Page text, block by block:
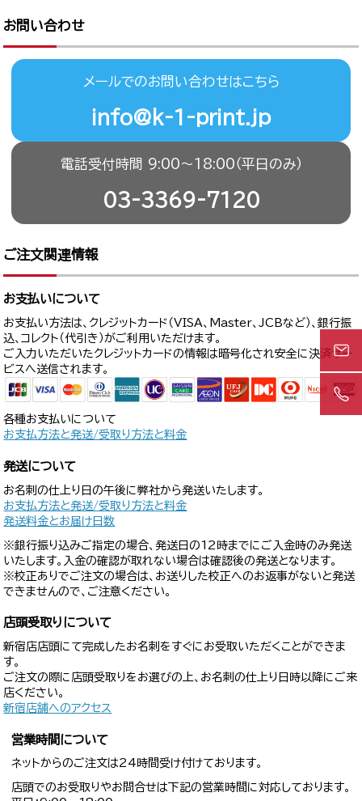
お問い合わせ
メールでのお問い合わせはこちら
info@k-1-print.jp
電話受付時間 9:00〜18:00（平日のみ）
03-3369-7120
ご注文関連情報
お支払いについて
お支払い方法は、クレジットカード（VISA、Master、JCBなど）、銀行振
込、コレクト（代引き）がご利用いただけます。
ご入力いただいたクレジットカードの情報は暗号化され安全に決済サー
ビスへ送信されます。
各種お支払いについて
お支払方法と発送/受取り方法と料金
発送について
お名刺の仕上り日の午後に弊社から発送いたします。
お支払方法と発送/受取り方法と料金
発送料金とお届け日数
※銀行振り込みご指定の場合、発送日の12時までにご入金時のみ発送
いたします。入金の確認が取れない場合は確認後の発送となります。
※校正ありでご注文の場合は、お送りした校正へのお返事がないと発送
できませんので、ご注意ください。
店頭受取りについて
新宿店店頭にて完成したお名刺をすぐにお受取いただくことができま
す。
ご注文の際に店頭受取りをお選びの上、お名刺の仕上り日時以降にご来
店ください。
新宿店舗へのアクセス
営業時間について
ネットからのご注文は24時間受け付けております。
店頭でのお受取りやお問合せは下記の営業時間に対応しております。